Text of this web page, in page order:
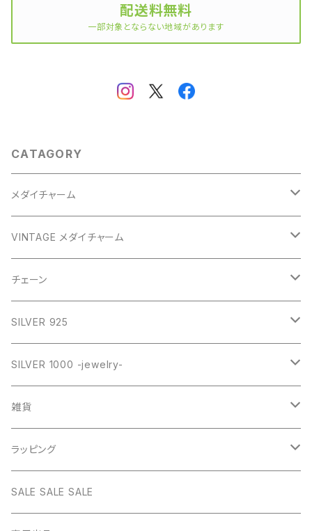
配送料無料
一部対象とならない地域があります
CATAGORY
メダイチャーム
GOLD
GOLD
SILVER
PICTURE
SILVER
GOLD
SILVER
VINTAGE
STAINLESS
VINTAGE メダイチャーム
CROSS
HEART
RING
チェーン
ネックレス
ネックレス SILVER925
ネックレス GOLD
SILVER 925
RING collection
daily
star
BANGLE
CHOKER
EARRING
SILVER 1000 -jewelry-
オリジナルチャーム
チェーン
雑貨
インテリア
MEXICAN CROSS
オリジナルポーチ
ラッピング
ネックレスギフトBOX
SALE SALE SALE